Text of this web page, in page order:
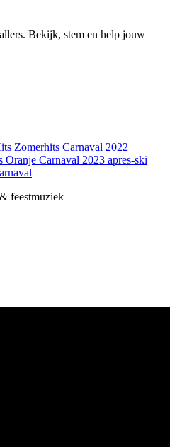
Bekijk, stem en help jouw
Zomerhits Carnaval 2022
Oranje Carnaval 2023 apres-ski
feestmuziek